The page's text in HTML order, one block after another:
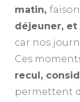
matin,
déjeuner, et
car nos
Ces
recul,
permettent